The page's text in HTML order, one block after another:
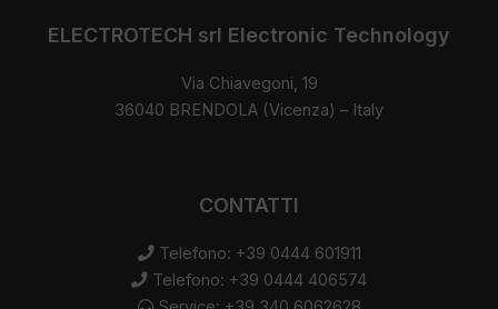
ELECTROTECH srl Electronic Technology
Via Chiavegoni, 19
36040 BRENDOLA (Vicenza) – Italy
CONTATTI
Telefono: +39 0444 601911
Telefono: +39 0444 406574